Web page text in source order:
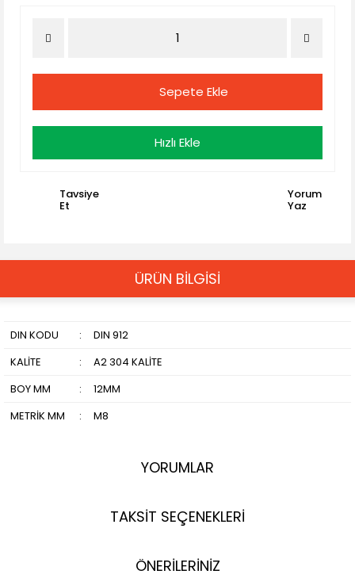
Sepete Ekle
Hızlı Ekle
Tavsiye
Et
Yorum
Yaz
ÜRÜN BİLGİSİ
DIN KODU :
DIN 912
KALİTE
:
A2 304 KALİTE
BOY MM
:
12MM
METRİK MM
: M8
YORUMLAR
TAKSİT SEÇENEKLERİ
ÖNERİLERİNİZ